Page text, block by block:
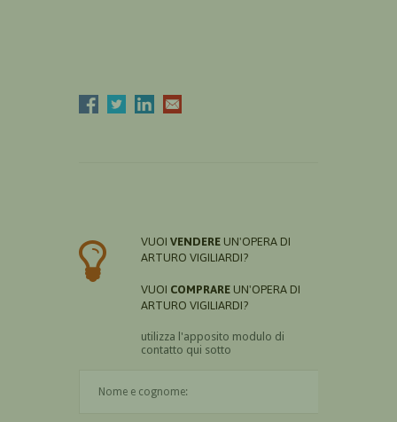
VUOI VENDERE UN'OPERA DI
ARTURO VIGILIARDI?
VUOI COMPRARE UN'OPERA DI
ARTURO VIGILIARDI?
utilizza l'apposito modulo di
contatto qui sotto